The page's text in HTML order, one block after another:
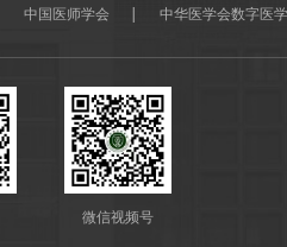
中国医师学会 中华医学会数字医
微信视频号